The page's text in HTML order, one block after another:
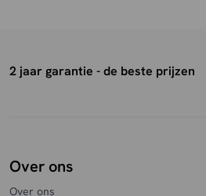
2 jaar garantie - de beste prijzen
Over ons
Over ons